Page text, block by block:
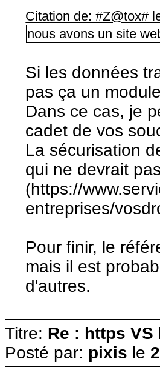
Citation de: #Z@tox#
nous avons un site
Si les données
pas ça un
Dans ce cas, je
cadet de vos
La sécurisation
qui ne devrait
(https://
entreprises/
Pour finir, le
mais il est
d'autres.
Titre: Re : https
Posté par: pixis le